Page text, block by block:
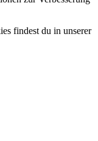
findest du in unserer